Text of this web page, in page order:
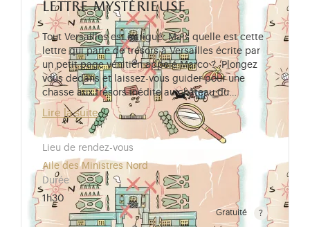
lettre mystérieuse
Tout Versailles est intrigué. Mais quelle est cette
lettre qui parle de trésors à Versailles écrite par
un petit page vénitien appelé Marco ? Plongez
vous dedans et laissez-vous guider pour une
chasse aux trésors inédite au château du…
Lire la suite
Lieu de rendez-vous
Aile des Ministres Nord
Durée
1h30
Gratuité